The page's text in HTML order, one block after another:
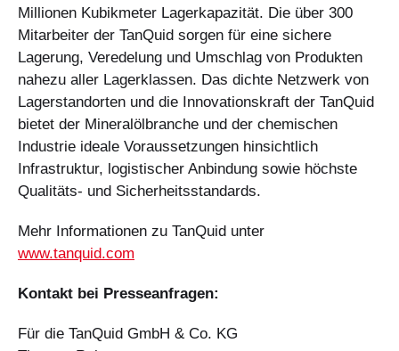
Millionen Kubikmeter Lagerkapazität. Die über 300
Mitarbeiter der TanQuid sorgen für eine sichere
Lagerung, Veredelung und Umschlag von Produkten
nahezu aller Lagerklassen. Das dichte Netzwerk von
Lagerstandorten und die Innovationskraft der TanQuid
bietet der Mineralölbranche und der chemischen
Industrie ideale Voraussetzungen hinsichtlich
Infrastruktur, logistischer Anbindung sowie höchste
Qualitäts- und Sicherheitsstandards.
Mehr Informationen zu TanQuid unter
www.tanquid.com
Kontakt bei Presseanfragen:
Für die TanQuid GmbH & Co. KG